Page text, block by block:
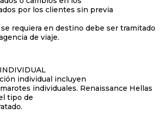
por los clientes sin previa
requiera en destino debe ser tramitado
de viaje.
individual incluyen
individuales. Renaissance Hellas
tipo de